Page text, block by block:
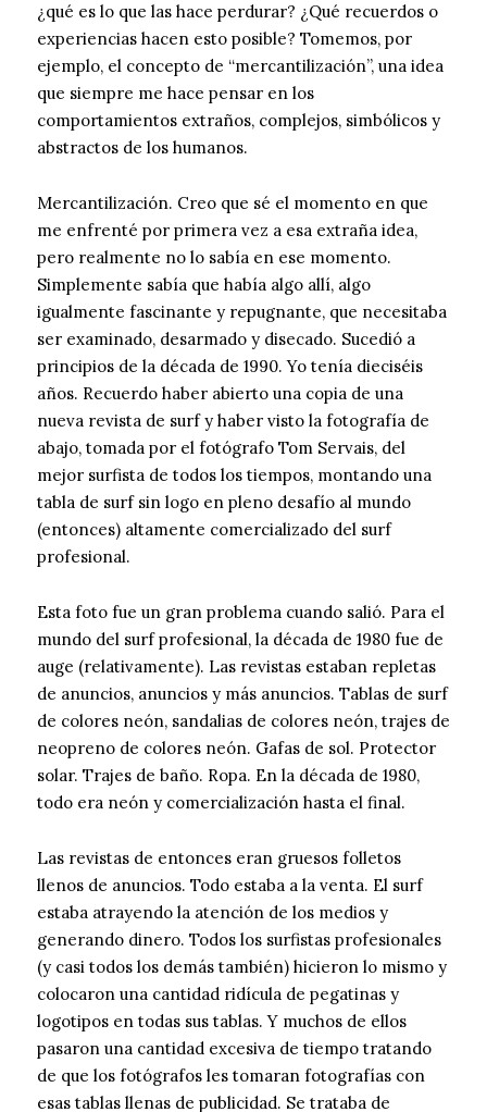
¿qué es lo que las hace perdurar? ¿Qué recuerdos o
experiencias hacen esto posible? Tomemos, por
ejemplo, el concepto de “mercantilización”, una idea
que siempre me hace pensar en los
comportamientos extraños, complejos, simbólicos y
abstractos de los humanos.
Mercantilización. Creo que sé el momento en que
me enfrenté por primera vez a esa extraña idea,
pero realmente no lo sabía en ese momento.
Simplemente sabía que había algo allí, algo
igualmente fascinante y repugnante, que necesitaba
ser examinado, desarmado y disecado. Sucedió a
principios de la década de 1990. Yo tenía dieciséis
años. Recuerdo haber abierto una copia de una
nueva revista de surf y haber visto la fotografía de
abajo, tomada por el fotógrafo Tom Servais, del
mejor surfista de todos los tiempos, montando una
tabla de surf sin logo en pleno desafío al mundo
(entonces) altamente comercializado del surf
profesional.
Esta foto fue un gran problema cuando salió. Para el
mundo del surf profesional, la década de 1980 fue de
auge (relativamente). Las revistas estaban repletas
de anuncios, anuncios y más anuncios. Tablas de surf
de colores neón, sandalias de colores neón, trajes de
neopreno de colores neón. Gafas de sol. Protector
solar. Trajes de baño. Ropa. En la década de 1980,
todo era neón y comercialización hasta el final.
Las revistas de entonces eran gruesos folletos
llenos de anuncios. Todo estaba a la venta. El surf
estaba atrayendo la atención de los medios y
generando dinero. Todos los surfistas profesionales
(y casi todos los demás también) hicieron lo mismo y
colocaron una cantidad ridícula de pegatinas y
logotipos en todas sus tablas. Y muchos de ellos
pasaron una cantidad excesiva de tiempo tratando
de que los fotógrafos les tomaran fotografías con
esas tablas llenas de publicidad. Se trataba de